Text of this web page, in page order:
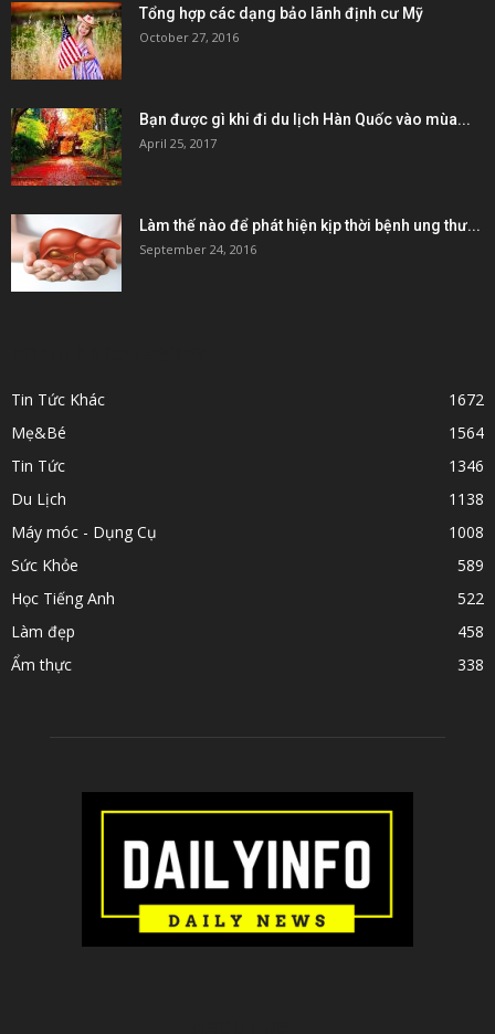
Tổng hợp các dạng bảo lãnh định cư Mỹ
October 27, 2016
Bạn được gì khi đi du lịch Hàn Quốc vào mùa...
April 25, 2017
Làm thế nào để phát hiện kịp thời bệnh ung thư...
September 24, 2016
Tin Tức Khác
1672
Mẹ&Bé
1564
Tin Tức
1346
Du Lịch
1138
Máy móc - Dụng Cụ
1008
Sức Khỏe
589
Học Tiếng Anh
522
Làm đẹp
458
Ẩm thực
338